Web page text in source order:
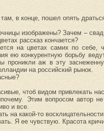
в конце, пошел опять
изображены? Зачем –
рассказ кончается?
на цветах самих по себе,
ею конкурентную борьбу
проникли аж в эту
на российский рынок.
чтоб видом привлекать
Этим вопросом автор
и все.
на какой-то
Я ее чувствую. Красота